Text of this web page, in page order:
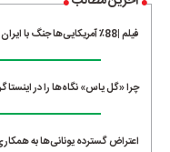
فیلم |88٪ آمریکایی‌ها جنگ با ایران را شکست‌خورده می‌دانند
چرا «گل یاس» نگاه‌ها را در
اعتراض گسترده یونانی‌ها به